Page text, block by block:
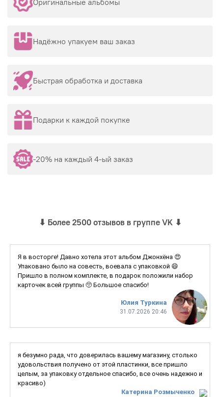
Надёжно упакуем ваш заказ
Быстрая обработка и доставка
Подарки к каждой покупке
-20% на каждый 4-ый заказ
⬇ Более 2500 отзывов в группе VK ⬇
Юлия Туркина
31.07.2026 20:46
Я в восторге! Давно хотела этот альбом Джонхёна 😍
Упаковано было на совесть, воевала с упаковкой 😄
Пришло в полном комплекте, в подарок положили набор
карточек всей группы 🥺 Большое спасибо!
Катерина Розмыченко
я безумно рада, что доверилась вашему магазину, столько
удовольствия получено от этой пластинки, все пришло
целым, за упаковку отдельное спасибо, все очень надежно и
красиво)